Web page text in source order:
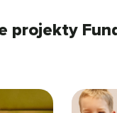
projekty